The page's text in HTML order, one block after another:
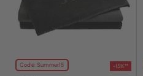
Code: Summer15 -15%**